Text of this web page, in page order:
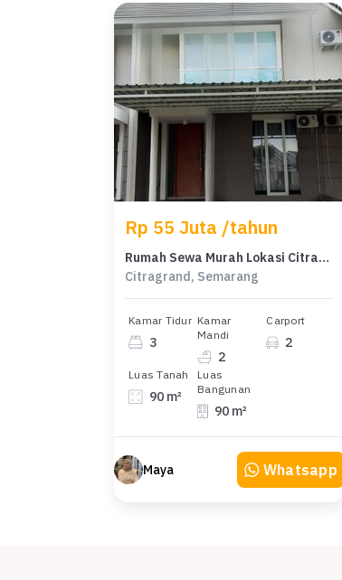
Rp 55 Juta /tahun
Rumah Sewa Murah Lokasi Citragrand, Semarang, LB 90m²
Citragrand, Semarang
Kamar Tidur
3
Kamar
Mandi
2
Carport
2
Luas Tanah
90 m²
Luas
Bangunan
90 m²
Maya Whatsapp